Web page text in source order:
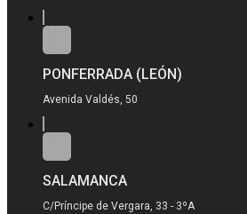
PONFERRADA (LEÓN)
Avenida Valdés, 50
SALAMANCA
C/Príncipe de Vergara, 33 - 3ºA